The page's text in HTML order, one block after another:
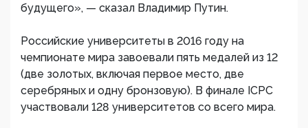
будущего», — сказал Владимир Путин.
Российские университеты в 2016 году на
чемпионате мира завоевали пять медалей из 12
(две золотых, включая первое место, две
серебряных и одну бронзовую). В финале ICPC
участвовали 128 университетов со всего мира.